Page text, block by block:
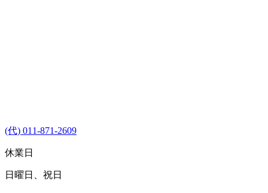
(代) 011-871-2609
休業日
日曜日、祝日